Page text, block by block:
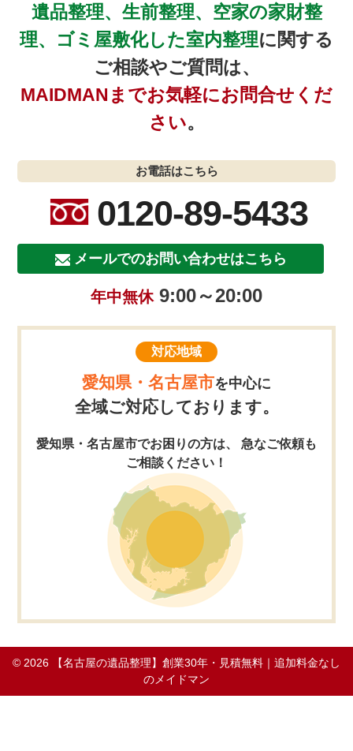
遺品整理、生前整理、空家の家財整
理、ゴミ屋敷化した室内整理に関する
ご相談やご質問は、
MAIDMANまでお気軽にお問合せくだ
さい。
お電話はこちら
0120-89-5433
メールでのお問い合わせはこちら
年中無休9:00～20:00
対応地域
愛知県・名古屋市を中心に
全域ご対応しております。
愛知県・名古屋市でお困りの方は、 急なご依頼も
ご相談ください！
© 2026
【名古屋の遺品整理】創業30年・見積無料｜追加料金なし
のメイドマン